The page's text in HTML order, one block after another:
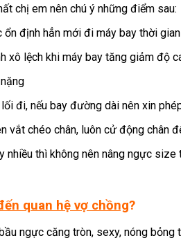
chị em nên chú ý những điểm sau:
định hẳn mới đi máy bay thời
xô lệch khi máy bay tăng giảm độ
đi, nếu bay đường dài nên xin
vắt chéo chân, luôn cử động chân
thì không nên nâng ngực size
quan hệ vợ chồng?
ngực căng tròn, sexy, nóng